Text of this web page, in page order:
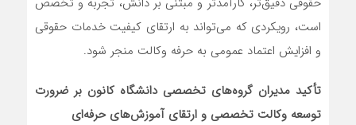
است، رویکردی که می‌تواند به ارتقای کیفیت خدمات حقوقی
و افزایش اعتماد عمومی به حرفه وکالت منجر شود.
تأکید مدیران گروه‌های تخصصی دانشگاه کانون بر ضرورت
توسعه وکالت تخصصی و ارتقای آموزش‌های حرفه‌ای